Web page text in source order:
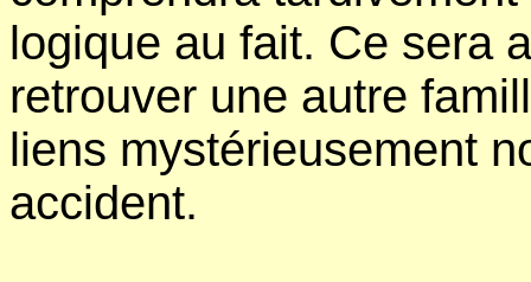
logique au fait. Ce sera
retrouver une autre
liens mystérieusement
accident.